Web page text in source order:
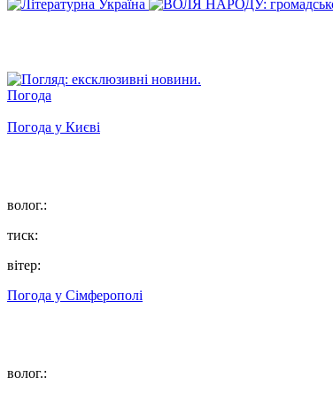
Погода
Погода у Києві
волог.:
тиск:
вітер:
Погода у Сімферополі
волог.: